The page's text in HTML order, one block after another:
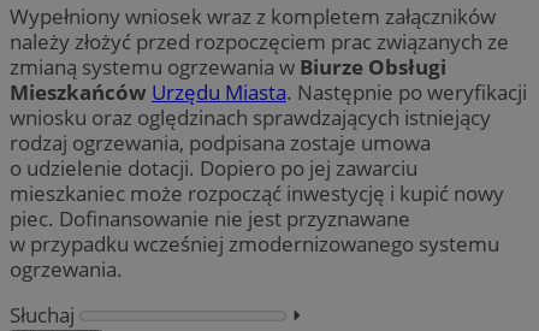
Wypełniony wniosek wraz z kompletem załączników
należy złożyć przed rozpoczęciem prac związanych ze
zmianą systemu ogrzewania w Biurze Obsługi
Mieszkańców Urzędu Miasta. Następnie po weryfikacji
wniosku oraz oględzinach sprawdzających istniejący
rodzaj ogrzewania, podpisana zostaje umowa
o udzielenie dotacji. Dopiero po jej zawarciu
mieszkaniec może rozpocząć inwestycję i kupić nowy
piec. Dofinansowanie nie jest przyznawane
w przypadku wcześniej zmodernizowanego systemu
ogrzewania.
Słuchaj
⏵︎